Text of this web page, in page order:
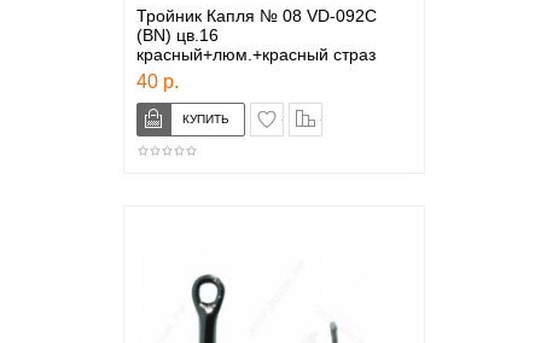
Тройник Капля № 08 VD-092C
(BN) цв.16
красный+люм.+красный страз
40 р.
в закладки